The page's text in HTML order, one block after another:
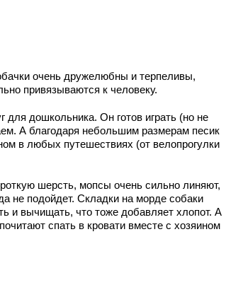
очень дружелюбны и терпеливы,
привязываются к человеку.
для дошкольника. Он готов играть (но не
А благодаря небольшим размерам песик
в любых путешествиях (от велопрогулки
шерсть, мопсы очень сильно линяют,
не подойдет. Складки на морде собаки
и вычищать, что тоже добавляет хлопот. А
спать в кровати вместе с хозяином